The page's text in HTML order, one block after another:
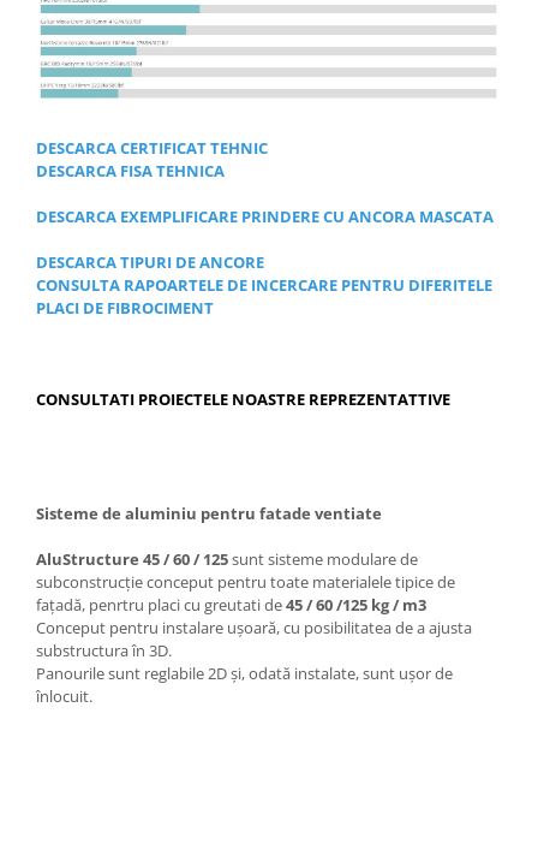
DESCARCA CERTIFICAT TEHNIC
DESCARCA FISA TEHNICA
DESCARCA EXEMPLIFICARE PRINDERE CU ANCORA MASCATA
DESCARCA TIPURI DE ANCORE
CONSULTA RAPOARTELE DE INCERCARE PENTRU DIFERITELE
PLACI DE FIBROCIMENT
CONSULTATI PROIECTELE NOASTRE REPREZENTATTIVE
Sisteme de aluminiu pentru fatade ventiate
AluStructure 45 / 60 / 125sunt sisteme modulare de
subconstrucție conceput pentru toate materialele tipice de
fațadă, penrtru placi cu greutati de45 / 60 /125 kg / m3
Conceput pentru instalare ușoară, cu posibilitatea de a ajusta
substructura în 3D.
Panourile sunt reglabile 2D și, odată instalate, sunt ușor de
înlocuit.